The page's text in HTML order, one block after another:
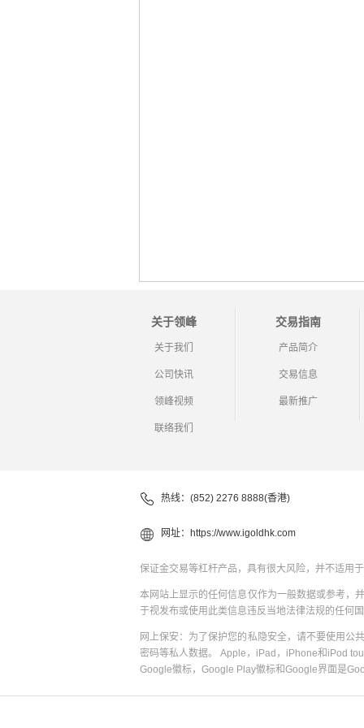
关于领峰
关于我们
公司快讯
领峰视频
联络我们
交易指南
产品简介
交易信息
最新推广
热线：(852) 2276 8888(香港)
网址： https://www.igoldhk.com
保证金交易等杠杆产品，具有很大风险，并不适用
本网站上显示的任何信息仅作为一般数据或参考，
于视发布或使用此类信息违反当地法律法规的任何
网上保安：为了保护您的私隐安全，请不要使用公
密码等私人数据。 Apple，iPad，iPhone和iPod
Google徽标，Google Play徽标和Google界面是